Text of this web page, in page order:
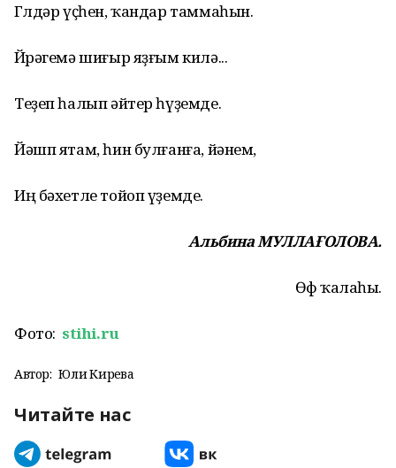
Гөлдәр үҫһен, ҡандар таммаһын.
Йөрәгемә шиғыр яҙғым килә...
Теҙеп һалып әйтер һүҙемде.
Йәшп ятам, һин булғанға, йәнем,
Иң бәхетле тойоп үҙемде.
Альбина МУЛЛАҒОЛОВА.
Өфө ҡалаһы.
Фото: stihi.ru
Автор: Юлиә Кирәева
Читайте нас